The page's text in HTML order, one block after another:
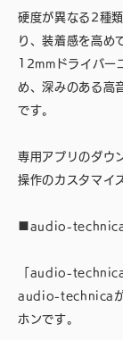
硬度が異なる2種
り、装着感を高め
12mmドライバー
め、深みのある高
です。
専用アプリのダウ
操作のカスタマイ
■audio-
「audio-
audio-technicaが
ホンです。